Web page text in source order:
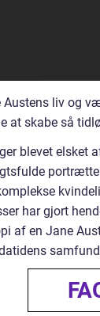
Austens liv og
at skabe så
blevet elsket
har gjort
af en Jane